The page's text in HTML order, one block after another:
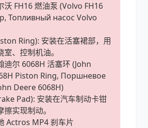
沃 FH16 燃油泵 (Volvo FH16
Топливный насос Volvo
Ring): 安装在活塞裙部，用
、控制机油。
迪尔 6068H 活塞环 (John
Piston Ring, Поршневое
Deere 6068H)
Pad): 安装在汽车制动卡钳
实现制动。
Actros MP4 刹车片